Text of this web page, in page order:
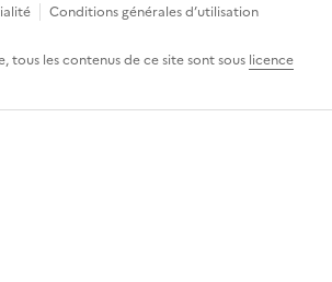
Conditions générales d’utilisation
tous les contenus de ce site sont sous licence